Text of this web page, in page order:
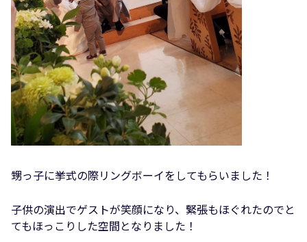
甥っ子に挙式の際リングボーイをしてもらいました！
子供の演出でゲストが笑顔になり、緊張もほぐれたのでと
てもほっこりした空間となりました！